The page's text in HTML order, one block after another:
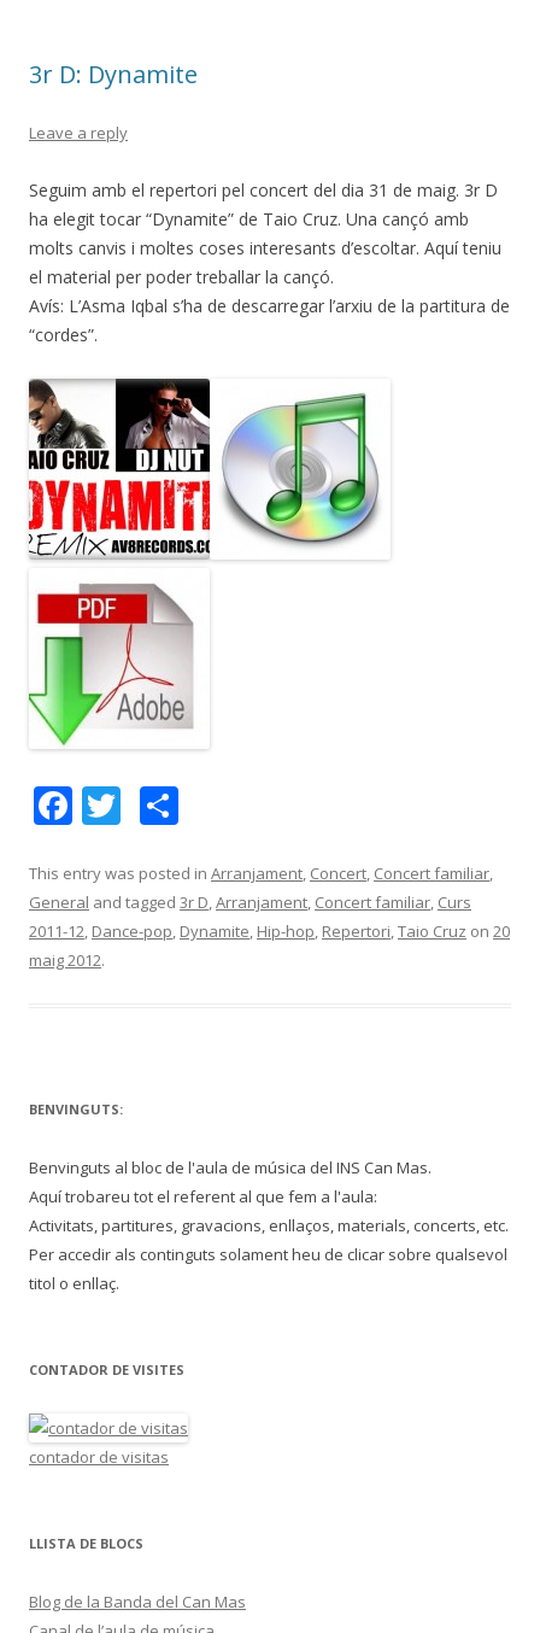
3r D: Dynamite
Leave a reply
Seguim amb el repertori pel concert del dia 31 de maig. 3r D
ha elegit tocar “Dynamite” de Taio Cruz. Una cançó amb
molts canvis i moltes coses interesants d’escoltar. Aquí teniu
el material per poder treballar la cançó.
Avís: L’Asma Iqbal s’ha de descarregar l’arxiu de la partitura de
“cordes”.
F
e
b
o
T
itt
er
m
p
This entry was posted in Arranjament, Concert, Concert familiar,
General and tagged 3r D,Arranjament, Concert familiar, Curs
2011-12, Dance-pop, Dynamite, Hip-hop, Repertori,Taio Cruz on 20
maig 2012.
BENVINGUTS:
Benvinguts al bloc de l'aula de música del INS Can Mas.
Aquí trobareu tot el referent al que fem a l'aula:
Activitats, partitures, gravacions, enllaços, materials, concerts, etc.
Per accedir als continguts solament heu de clicar sobre qualsevol
titol o enllaç.
CONTADOR DE VISITES
contador de visitas
LLISTA DE BLOCS
Blog de la Banda del Can Mas